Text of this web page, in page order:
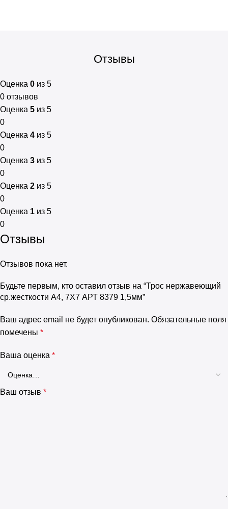
Отзывы
Оценка 0 из 5
0 отзывов
Оценка 5 из 5
0
Оценка 4 из 5
0
Оценка 3 из 5
0
Оценка 2 из 5
0
Оценка 1 из 5
0
Отзывы
Отзывов пока нет.
Будьте первым, кто оставил отзыв на “Трос нержавеющий
ср.жесткости А4, 7Х7 АРТ 8379 1,5мм”
Ваш адрес email не будет опубликован. Обязательные поля
помечены *
Ваша оценка *
Ваш отзыв *